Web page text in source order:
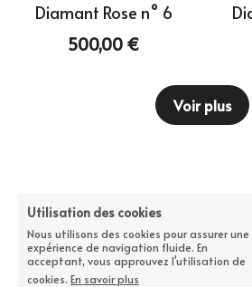
Diamant Rose n° 6
500,00 €
Voir plus
Utilisation des cookies
Nous utilisons des cookies pour assurer une
expérience de navigation fluide. En
acceptant, vous approuvez l'utilisation de
cookies. En savoir plus